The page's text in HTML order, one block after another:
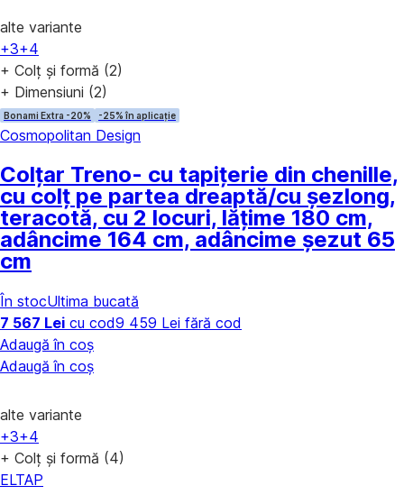
alte variante
+3+4
+ Colț și formă (2)
+ Dimensiuni (2)
Bonami Extra -20% -25% în aplicație
Cosmopolitan Design
Colțar Treno- cu tapițerie din chenille,
cu colț pe partea dreaptă/cu șezlong,
teracotă, cu 2 locuri, lățime 180 cm,
adâncime 164 cm, adâncime șezut 65
cm
În stocUltima bucată
7 567 Lei cu cod9 459 Lei fără cod
Adaugă în coș
Adaugă în coș
alte variante
+3+4
+ Colț și formă (4)
ELTAP